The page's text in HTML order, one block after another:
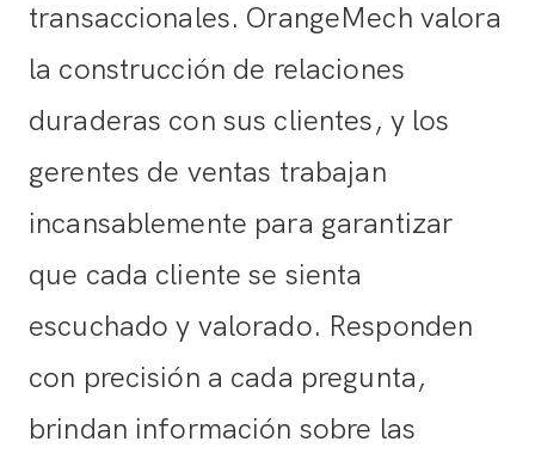
transaccionales. OrangeMech valora
la construcción de relaciones
duraderas con sus clientes, y los
gerentes de ventas trabajan
incansablemente para garantizar
que cada cliente se sienta
escuchado y valorado. Responden
con precisión a cada pregunta,
brindan información sobre las